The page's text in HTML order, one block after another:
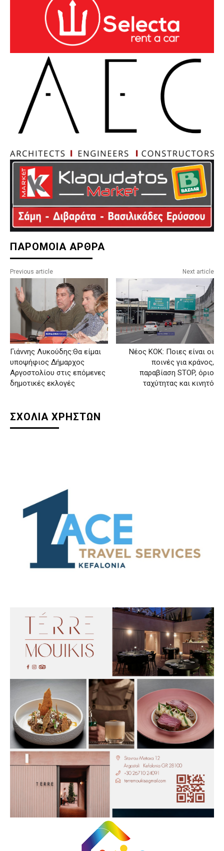
ΠΑΡΟΜΟΙΑ ΑΡΘΡΑ
Previous article
Γιάννης Λυκούδης:Θα είμαι
υποψήφιος Δήμαρχος
Αργοστολίου στις επόμενες
δημοτικές εκλογές
Next article
Νέος ΚΟΚ: Ποιες είναι οι
ποινές για κράνος,
παραβίαση STOP, όριο
ταχύτητας και κινητό
ΣΧΟΛΙΑ ΧΡΗΣΤΩΝ